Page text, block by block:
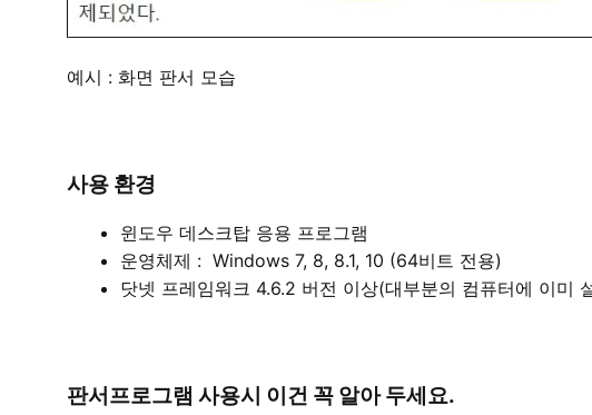
예시 : 화면 판서 모습
사용 환경
윈도우 데스크탑 응용 프로그램
운영체제 : Windows 7, 8, 8.1, 10 (64비트 전용)
닷넷 프레임워크 4.6.2 버전 이상(대부분의 컴퓨터에 이미
판서프로그램 사용시 이건 꼭 알아 두세요.